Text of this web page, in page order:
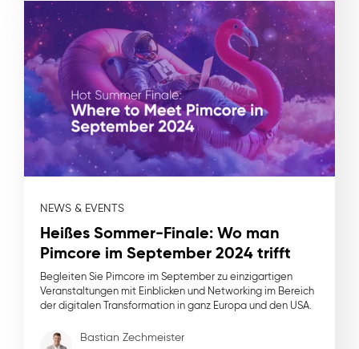
NEWS & EVENTS
Heißes Sommer-Finale: Wo man
Pimcore im September 2024 trifft
Begleiten Sie Pimcore im September zu einzigartigen
Veranstaltungen mit Einblicken und Networking im Bereich
der digitalen Transformation in ganz Europa und den USA.
Bastian Zechmeister